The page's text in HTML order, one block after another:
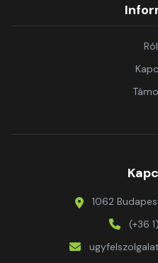
1062
(+36